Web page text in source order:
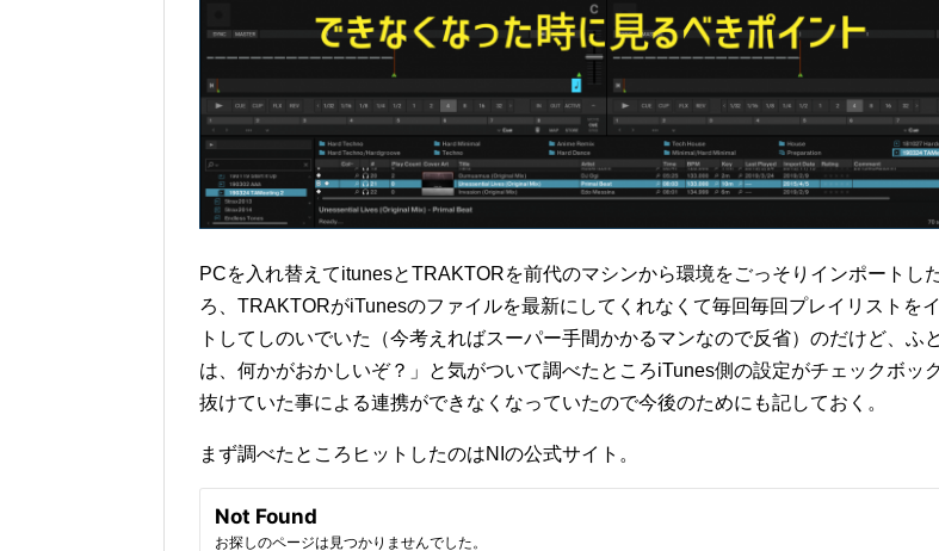
PCを入れ替えてitunesとTRAKTORを前代のマシンから環境をごっそりインポートし
ろ、TRAKTORがiTunesのファイルを最新にしてくれなくて毎回毎回プレイリストを
トしてしのいでいた（今考えればスーパー手間かかるマンなので反省）のだけど、ふ
は、何かがおかしいぞ？」と気がついて調べたところiTunes側の設定がチェックボッ
抜けていた事による連携ができなくなっていたので今後のためにも記しておく。
まず調べたところヒットしたのはNIの公式サイト。